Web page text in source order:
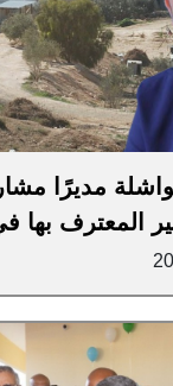
مديرًا
المعترف بها